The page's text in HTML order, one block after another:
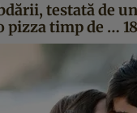
testată de
pizza timp de …